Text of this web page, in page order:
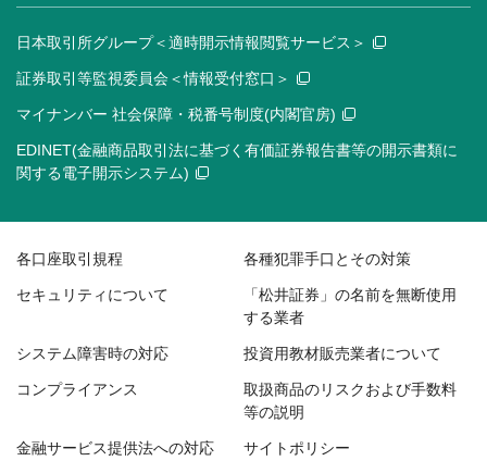
日本取引所グループ＜適時開示情報閲覧サービス＞
証券取引等監視委員会＜情報受付窓口＞
マイナンバー 社会保障・税番号制度(内閣官房)
EDINET(金融商品取引法に基づく有価証券報告書等の開示書類に
関する電子開示システム)
各口座取引規程 各種犯罪手口とその対策
セキュリティについて
「松井証券」の名前を無断使用
する業者
システム障害時の対応 投資用教材販売業者について
コンプライアンス
取扱商品のリスクおよび手数料
等の説明
金融サービス提供法への対応 サイトポリシー